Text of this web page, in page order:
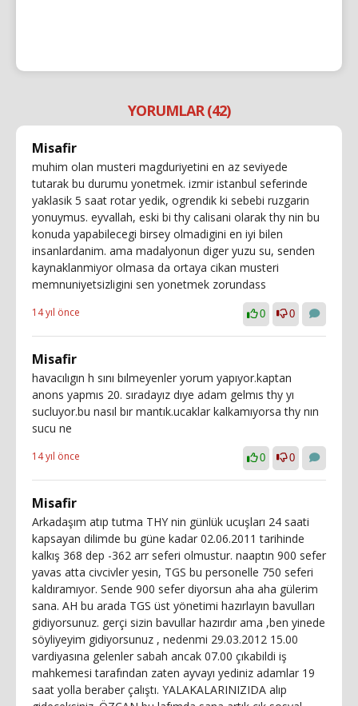
YORUMLAR (42)
Misafir
muhim olan musteri magduriyetini en az seviyede
tutarak bu durumu yonetmek. izmir istanbul seferinde
yaklasik 5 saat rotar yedik, ogrendik ki sebebi ruzgarin
yonuymus. eyvallah, eski bi thy calisani olarak thy nin bu
konuda yapabilecegi birsey olmadigini en iyi bilen
insanlardanim. ama madalyonun diger yuzu su, senden
kaynaklanmiyor olmasa da ortaya cikan musteri
memnuniyetsizligini sen yonetmek zorundass
14 yıl önce 0 0
Misafir
havacılıgın h sını bılmeyenler yorum yapıyor.kaptan
anons yapmıs 20. sıradayız dıye adam gelmıs thy yı
sucluyor.bu nasıl bır mantık.ucaklar kalkamıyorsa thy nın
sucu ne
14 yıl önce 0 0
Misafir
Arkadaşım atıp tutma THY nin günlük ucuşları 24 saati
kapsayan dilimde bu güne kadar 02.06.2011 tarihinde
kalkış 368 dep -362 arr seferi olmustur. naaptın 900 sefer
yavas atta civcivler yesin, TGS bu personelle 750 seferi
kaldıramıyor. Sende 900 sefer diyorsun aha aha gülerim
sana. AH bu arada TGS üst yönetimi hazırlayın bavulları
gidiyorsunuz. gerçi sizin bavullar hazırdır ama ,ben yinede
söyliyeyim gidiyorsunuz , nedenmi 29.03.2012 15.00
vardiyasına gelenler sabah ancak 07.00 çıkabildi iş
mahkemesi tarafından zaten ayvayı yediniz adamlar 19
saat yolla beraber çalıştı. YALAKALARINIZIDA alıp